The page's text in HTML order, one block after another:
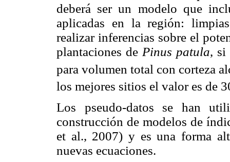
deberá ser un modelo que
aplicadas en la región:
realizar inferencias sobre el
plantaciones de Pinus patula, si
para volumen total con corteza
los mejores sitios el valor es de
Los pseudo-datos se han
construcción de modelos de
et al., 2007) y es una forma
nuevas ecuaciones.